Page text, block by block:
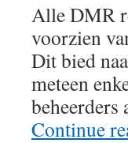
Alle DMR
voorzien
Dit bied
meteen
Continue